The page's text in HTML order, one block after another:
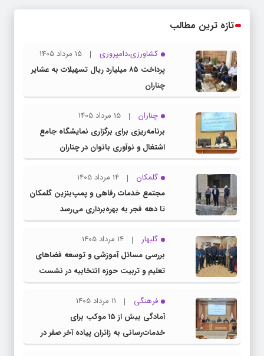
تازه ترین مطالب
کشاورزی،دامپروری
15 مرداد 1405
پرداخت ۸۵ میلیارد ریال تسهیلات به عشایر
چناران
چناران
15 مرداد 1405
برنامه‌ریزی برای برگزاری نمایشگاه جامع
اشتغال و نوآوری بانوان در چناران
گلمکان
14 مرداد 1405
مجتمع خدمات رفاهی و پمپ‌بنزین گلمکان
تا دهه فجر به بهره‌برداری می‌رسد
گلبهار
14 مرداد 1405
بررسی مسائل آموزشی و توسعه فضاهای
تعلیم و تربیت حوزه انتخابیه در نشست
مشترک عضو کمیسیون آموزش مجلس با
مدیرکل آموزش و پرورش خراسان رضوی
فرهنگی
11 مرداد 1405
آمادگی بیش از ۱۵ موکب برای
خدمات‌رسانی به زائران پیاده آخر صفر در
شهرستان چناران